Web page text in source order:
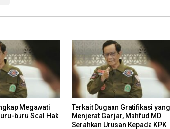
Megawati
buru Soal Hak
Terkait Dugaan Gratifikasi yang
Menjerat Ganjar, Mahfud MD
Serahkan Urusan Kepada KPK